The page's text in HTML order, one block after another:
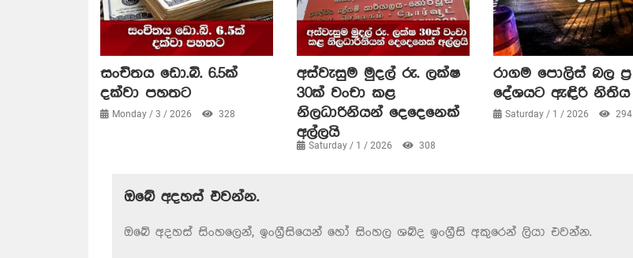
සංචිතය ඩො.බි. 6.5ක්
දක්වා පහතට
Monday / 3 / 2026 328
අස්වැසුම මුදල් රු. ලක්ෂ
30ක් වංචා කළ
නිලධාරිනියන් දෙදෙනෙක්
අල්ලයි
Saturday / 1 / 2026 308
රාගම පොලිස් බල ප්‍ර
දේශයට ඇඳිරි නිතිය
Saturday / 1 / 2026 294
ඔබේ අදහස් එවන්න.
ඔබේ අදහස් සිංහලෙන්, ඉංග්‍රීසියෙන් හෝ සිංහල ශබ්ද ඉංග්‍රීසි අකුරෙන් ලියා එවන්න.